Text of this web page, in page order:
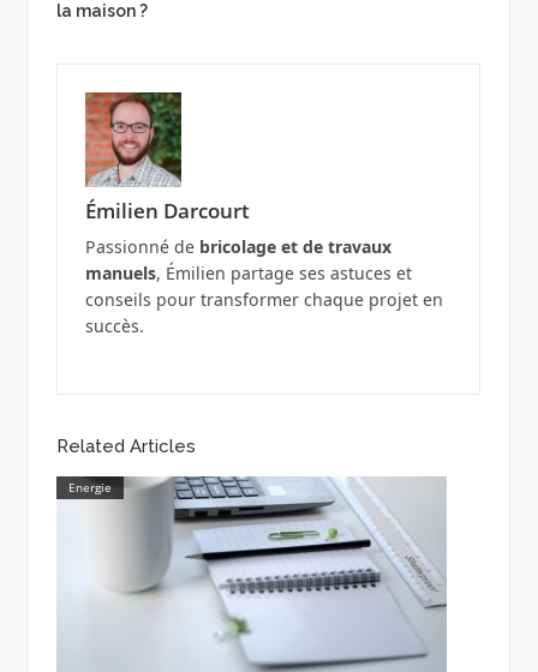
la maison ?
Émilien Darcourt
Passionné de bricolage et de travaux
manuels, Émilien partage ses astuces et
conseils pour transformer chaque projet en
succès.
Related Articles
Energie